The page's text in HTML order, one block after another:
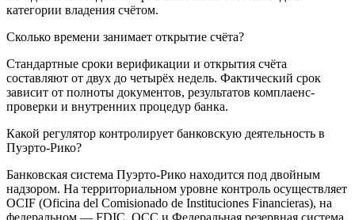
категории владения счётом.
Сколько времени занимает открытие счёта?
Стандартные сроки верификации и открытия счёта
составляют от двух до четырёх недель. Фактический срок
зависит от полноты документов, результатов комплаенс-
проверки и внутренних процедур банка.
Какой регулятор контролирует банковскую деятельность в
Пуэрто-Рико?
Банковская система Пуэрто-Рико находится под двойным
надзором. На территориальном уровне контроль осуществляет
OCIF (Oficina del Comisionado de Instituciones Financieras), на